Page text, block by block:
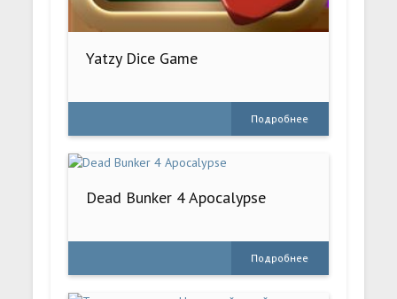
Yatzy Dice Game
Подробнее
Dead Bunker 4 Apocalypse
Подробнее